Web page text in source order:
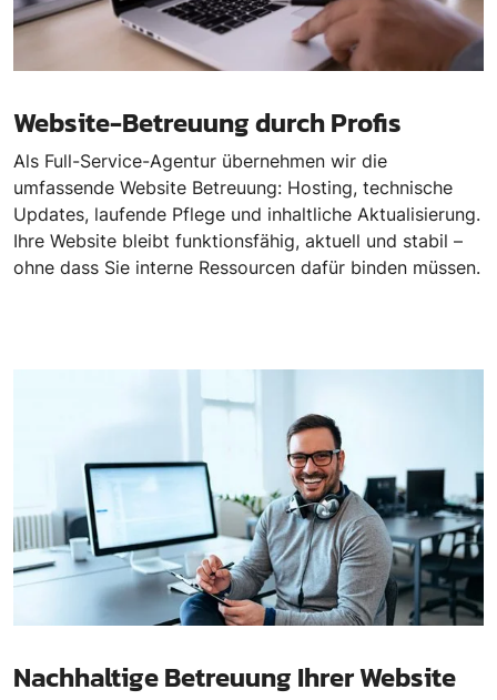
Website-Betreuung durch Profis
Als Full-Service-Agentur übernehmen wir die
umfassende Website Betreuung: Hosting, technische
Updates, laufende Pflege und inhaltliche Aktualisierung.
Ihre Website bleibt funktionsfähig, aktuell und stabil –
ohne dass Sie interne Ressourcen dafür binden müssen.
Nachhaltige Betreuung Ihrer Website